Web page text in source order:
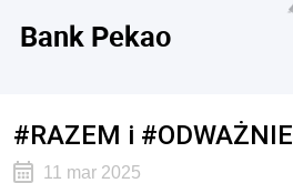
Bank Pekao
#RAZEM i #ODWAŻNIE
11 mar 2025